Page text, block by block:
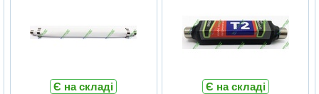
Є на складі Є на складі